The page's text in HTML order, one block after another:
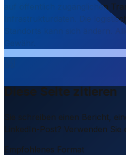
auf öffentlich zugänglichen
Infrastrukturdaten. Die
Standorts kann sich ändern.
Diese Seite zitieren
Sie schreiben einen Bericht,
LinkedIn-Post? Verwenden Sie
Empfohlenes Format